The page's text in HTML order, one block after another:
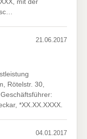
21.06.2017
Rötelstr. 30,
*XX.XX.XXXX.
04.01.2017